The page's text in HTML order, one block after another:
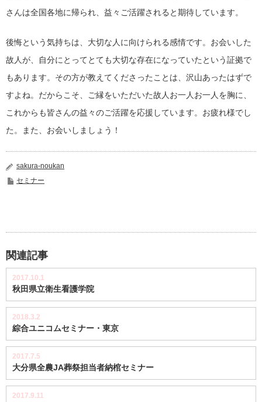
さんは全国各地に帰られ、益々ご活躍されると期待しています。
後悔という気持ちは、大切な人に向けられる感情です。お会いした
故人が、自分にとってとても大切な存在になっていたという証拠で
もあります。その方が教えてくださったことは、沢山あったはずで
すよね。だからこそ、ご縁をいただいた故人お一人お一人を胸に、
これからも皆さんの益々のご活躍を応援しています。お疲れ様でし
た。また、お会いしましょう！
sakura-noukan
セミナー
関連記事
2017.10.1
秋田県立衛生看護学院
2018.3.2
綜合ユニコムセミナー・東京
2017.7.5
大分県全農JA葬祭担当者納棺セミナー
2017.9.11